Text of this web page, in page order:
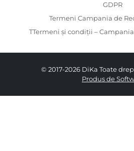
GDPR
Termeni Campania de
TTermeni și condiții –
© 2017-2026 DiKa Toate
Produs de